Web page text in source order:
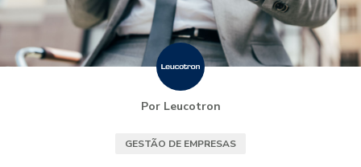
Por Leucotron
GESTÃO DE EMPRESAS